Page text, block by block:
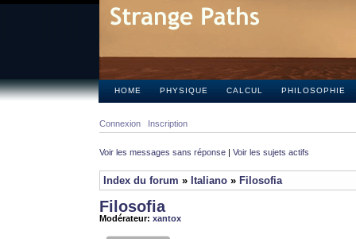
HOME PHYSIQUE CALCUL PHILOSOPHIE
Connexion Inscription
Voir les messages sans réponse | Voir les sujets actifs
Index du forum » Italiano » Filosofia
Filosofia
Modérateur: xantox